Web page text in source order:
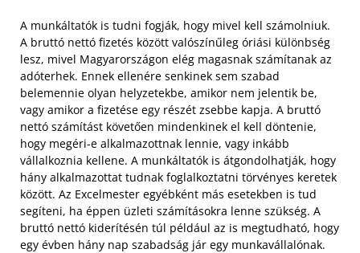
A munkáltatók is tudni fogják, hogy mivel kell számolniuk.
A bruttó nettó fizetés között valószínűleg óriási különbség
lesz, mivel Magyarországon elég magasnak számítanak az
adóterhek. Ennek ellenére senkinek sem szabad
belemennie olyan helyzetekbe, amikor nem jelentik be,
vagy amikor a fizetése egy részét zsebbe kapja. A bruttó
nettó számítást követően mindenkinek el kell döntenie,
hogy megéri-e alkalmazottnak lennie, vagy inkább
vállalkoznia kellene. A munkáltatók is átgondolhatják, hogy
hány alkalmazottat tudnak foglalkoztatni törvényes keretek
között. Az Excelmester egyébként más esetekben is tud
segíteni, ha éppen üzleti számításokra lenne szükség. A
bruttó nettó kiderítésén túl például az is megtudható, hogy
egy évben hány nap szabadság jár egy munkavállalónak.